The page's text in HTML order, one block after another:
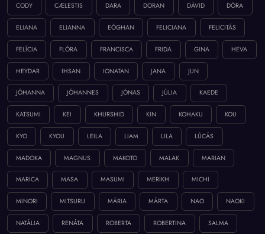
CODY CÆLESTIS DARA DORAN DÁVID DÓRA
ELIANA ELIANNA EÓGHAN FELICIANA FELICITÁS
FELÍCIA FLÓRA FRANCISCA FRIDA GINA HEVA
HEYDAR IHSAN IONATAN JANA JUN
JÓHANNA JÓHANNES JÓNAS JÚLIA KAEDE
KATSUMI KEI KHURSHID KIN KOHAKU KOU
KYO KYOU LEILA LIAM LILA LÚCÁS
MADOKA MAGNUS MAKOTO MALAK MARIAN
MARICA MASA MASUMI MERIKH MICHI
MINORI MITSURU MÁRIA MÁRTA NAO NAOKI
NATÁLIA RENÁTA ROBERTA ROBERTINA SALMA